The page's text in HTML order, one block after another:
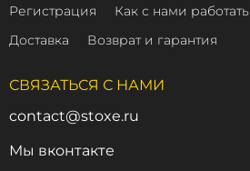
Регистрация Как с нами работать
Доставка
Возврат и гарантия
СВЯЗАТЬСЯ С НАМИ
contact@stoxe.ru
Мы вконтакте